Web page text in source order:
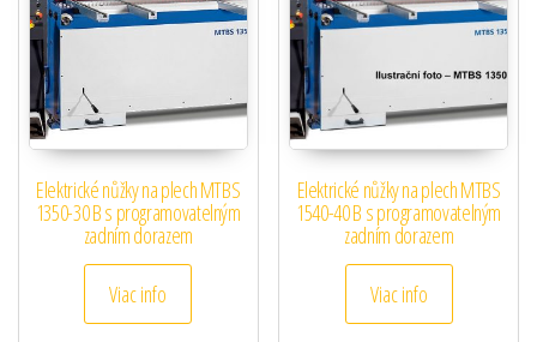
Elektrické nůžky na plech MTBS
1350-30 B s programovatelným
zadním dorazem
Viac info
Elektrické nůžky na plech MTBS
1540-40 B s programovatelným
zadním dorazem
Viac info